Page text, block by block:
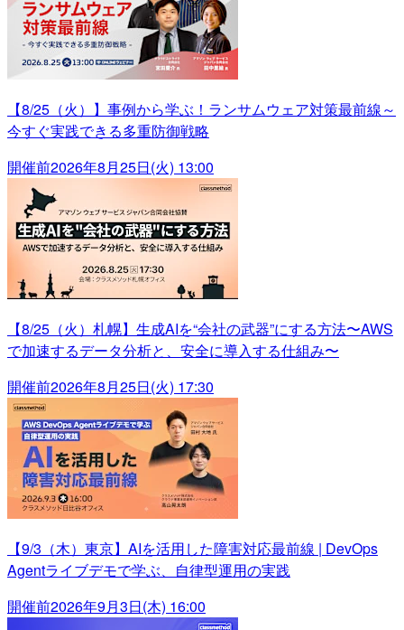
【8/25（火）】事例から学ぶ！ランサムウェア対策最前線～
今すぐ実践できる多重防御戦略
開催前2026年8月25日(火) 13:00
【8/25（火）札幌】生成AIを“会社の武器”にする方法〜AWS
で加速するデータ分析と、安全に導入する仕組み〜
開催前2026年8月25日(火) 17:30
【9/3（木）東京】AIを活用した障害対応最前線 | DevOps
Agentライブデモで学ぶ、自律型運用の実践
開催前2026年9月3日(木) 16:00